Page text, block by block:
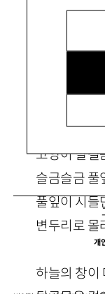
하늘의 창
고양이 발걸
슬금슬금 풀
풀잎이 시들
변두리로 몰
하늘의 창이
개